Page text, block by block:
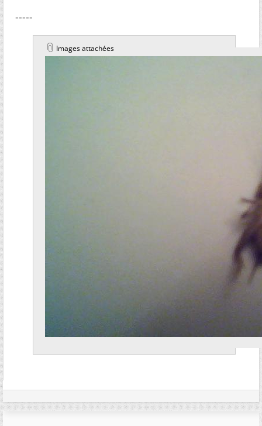
-----
Images attachées